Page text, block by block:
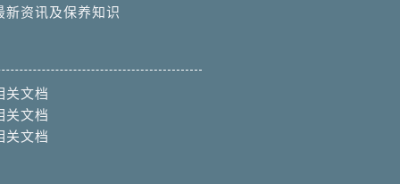
新资讯及保养知识
关文档
关文档
关文档